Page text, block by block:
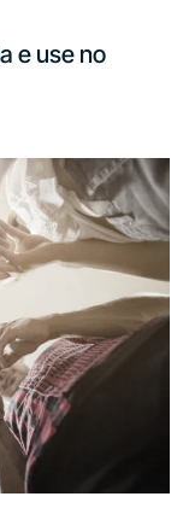
e use no